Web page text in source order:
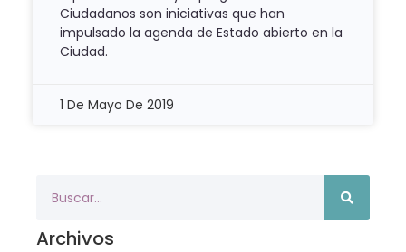
Ciudadanos son iniciativas que han
impulsado la agenda de Estado abierto en la
Ciudad.
1 De Mayo De 2019
Archivos